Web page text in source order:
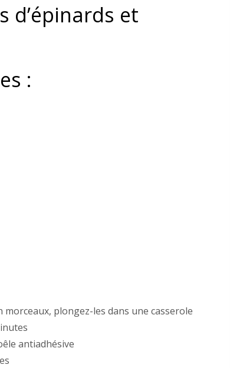
d’épinards et
:
morceaux, plongez-les dans une casserole
antiadhésive